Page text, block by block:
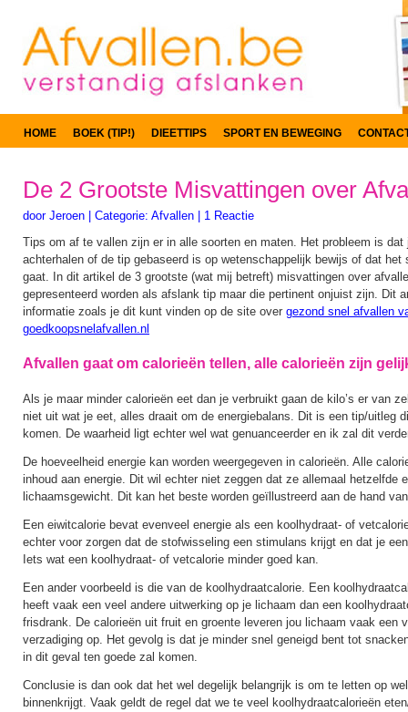
HOME BOEK (TIP!) DIEETTIPS SPORT EN BEWEGING
De 2 Grootste Misvattingen over
door Jeroen Categorie: Afvallen
1 Reactie
Tips om af te vallen zijn er in alle soorten en maten. Het probleem is
achterhalen of de tip gebaseerd is op wetenschappelijk bewijs of dat het
gaat. In dit artikel de 3 grootste (wat mij betreft) misvattingen over
gepresenteerd worden als afslank tip maar die pertinent onjuist zijn. Dit
informatie zoals je dit kunt vinden op de site over gezond snel afvallen
goedkoopsnelafvallen.nl
Afvallen gaat om calorieën tellen, alle calorieën zijn
Als je maar minder calorieën eet dan je verbruikt gaan de kilo’s er van
niet uit wat je eet, alles draait om de energiebalans. Dit is een tip/uitleg
komen. De waarheid ligt echter wel wat genuanceerder en ik zal dit
De hoeveelheid energie kan worden weergegeven in calorieën. Alle
inhoud aan energie. Dit wil echter niet zeggen dat ze allemaal hetzelfde
lichaamsgewicht. Dit kan het beste worden geïllustreerd aan de hand
Een eiwitcalorie bevat evenveel energie als een koolhydraat- of
echter voor zorgen dat de stofwisseling een stimulans krijgt en dat je
Iets wat een koolhydraat- of vetcalorie minder goed kan.
Een ander voorbeeld is die van de koolhydraatcalorie. Een
heeft vaak een veel andere uitwerking op je lichaam dan een
frisdrank. De calorieën uit fruit en groente leveren jou lichaam vaak een
verzadiging op. Het gevolg is dat je minder snel geneigd bent tot
in dit geval ten goede zal komen.
Conclusie is dan ook dat het wel degelijk belangrijk is om te letten op
binnenkrijgt. Vaak geldt de regel dat we te veel koolhydraatcalorieën